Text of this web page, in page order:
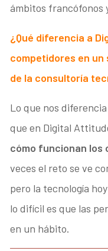
ámbitos francófonos
¿Qué diferencia a
competidores en
de la consultoría
Lo que nos
que en Digital
cómo funcionan los
veces el reto se ve
pero la tecnología
lo difícil es que las
en un hábito.